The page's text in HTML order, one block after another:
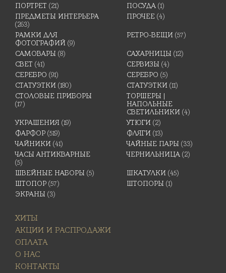
ПОРТРЕТ (21) ПОСУДА (1)
ПРЕДМЕТЫ ИНТЕРЬЕРА
(263)
ПРОЧЕЕ (4)
РАМКИ ДЛЯ
ФОТОГРАФИЙ (9)
РЕТРО-ВЕЩИ (57)
САМОВАРЫ (8) САХАРНИЦЫ (12)
СВЕТ (41) СЕРВИЗЫ (4)
СЕРЕБРО (91) СЕРЕБРО (5)
СТАТУЭТКИ (180) СТАТУЭТКИ (11)
СТОЛОВЫЕ ПРИБОРЫ
(17)
ТОРШЕРЫ |
НАПОЛЬНЫЕ
СВЕТИЛЬНИКИ (4)
УКРАШЕНИЯ (19) УТЮГИ (2)
ФАРФОР (519) ФЛЯГИ (13)
ЧАЙНИКИ (41) ЧАЙНЫЕ ПАРЫ (33)
ЧАСЫ АНТИКВАРНЫЕ
(5)
ЧЕРНИЛЬНИЦА (2)
ШВЕЙНЫЕ НАБОРЫ (5) ШКАТУЛКИ (45)
ШТОПОР (57) ШТОПОРЫ (1)
ЭКРАНЫ (3)
ХИТЫ
АКЦИИ И РАСПРОДАЖИ
ОПЛАТА
О НАС
КОНТАКТЫ